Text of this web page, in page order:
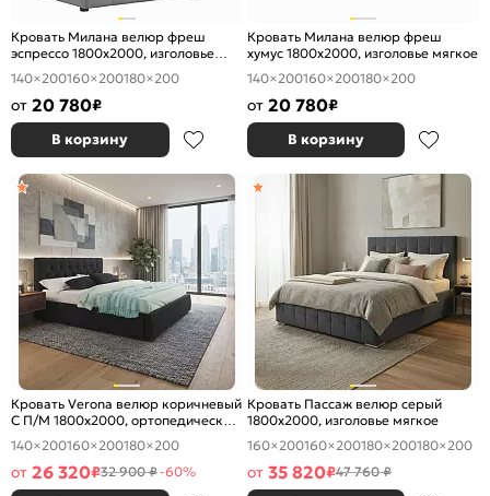
Кровать Милана велюр фреш
эспрессо 1800x2000, изголовье
мягкое
140×200160×200180×200
от 20 780₽
В корзину
Кровать Милана велюр фреш
хумус 1800x2000, изголовье мягкое
140×200160×200180×200
от 20 780₽
В корзину
Кровать Verona велюр коричневый
С П/М 1800x2000, ортопедическое
основание, изголовье мягкое
140×200160×200180×200
от 26 320₽32 900 ₽-60%
Кровать Пассаж велюр серый
1800x2000, изголовье мягкое
160×200160×200180×200180×200
от 35 820₽47 760 ₽